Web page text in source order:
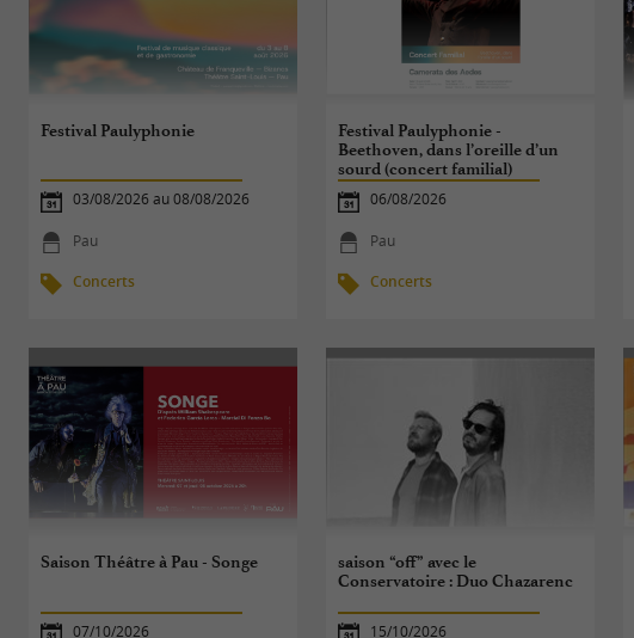
Festival Paulyphonie
03/08/2026 au 08/08/2026
Pau
Concerts
Festival Paulyphonie -
Beethoven, dans l’oreille d’un
sourd (concert familial)
06/08/2026
Pau
Concerts
Saison Théâtre à Pau - Songe
07/10/2026
saison “off” avec le
Conservatoire : Duo Chazarenc
15/10/2026